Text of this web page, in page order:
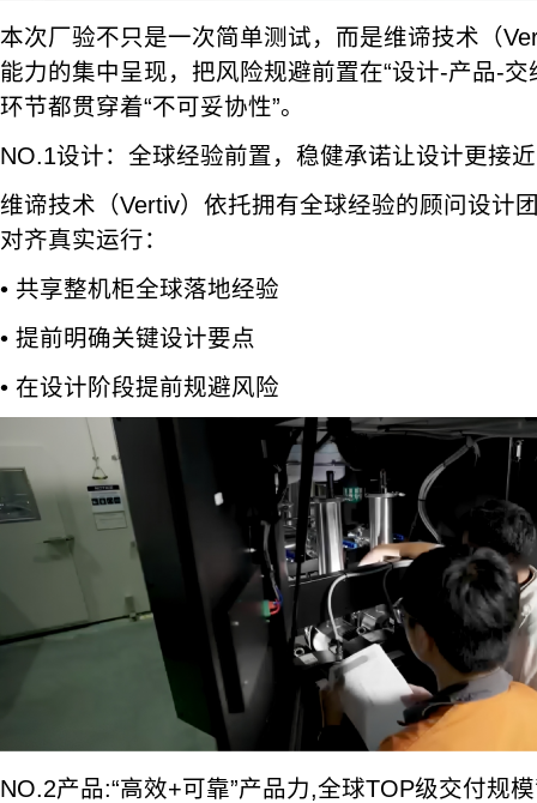
本次厂验不只是一次简单测试，而是维谛技术（
能力的集中呈现，把风险规避前置在“设计-产品-
环节都贯穿着“不可妥协性”。
NO.1设计：全球经验前置，稳健承诺让设计更接
维谛技术（Vertiv）依托拥有全球经验的顾问设计
对齐真实运行：
• 共享整机柜全球落地经验
• 提前明确关键设计要点
• 在设计阶段提前规避风险
NO.2产品:“高效+可靠”产品力,全球TOP级交付规